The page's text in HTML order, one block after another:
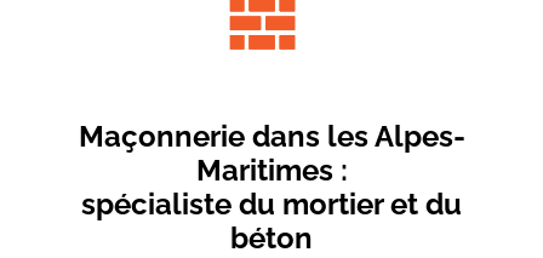
Maçonnerie dans les Alpes-
Maritimes :
spécialiste du mortier et du
béton